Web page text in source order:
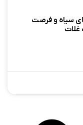
سیاه و فرصت‌
غلات